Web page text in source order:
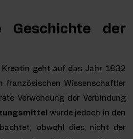
Geschichte der
Kreatin geht auf das Jahr 1832
französischen Wissenschaftler
Verwendung der Verbindung
wurde jedoch in den
obwohl dies nicht der